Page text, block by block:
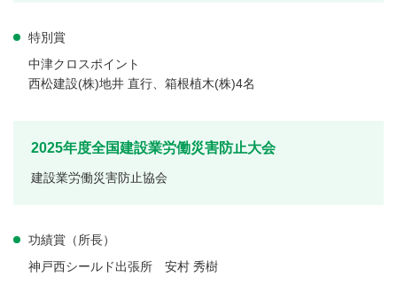
特別賞
中津クロスポイント
西松建設(株)地井 直行、箱根植木(株)4名
2025年度全国建設業労働災害防止大会
建設業労働災害防止協会
功績賞（所長）
神戸西シールド出張所 安村 秀樹